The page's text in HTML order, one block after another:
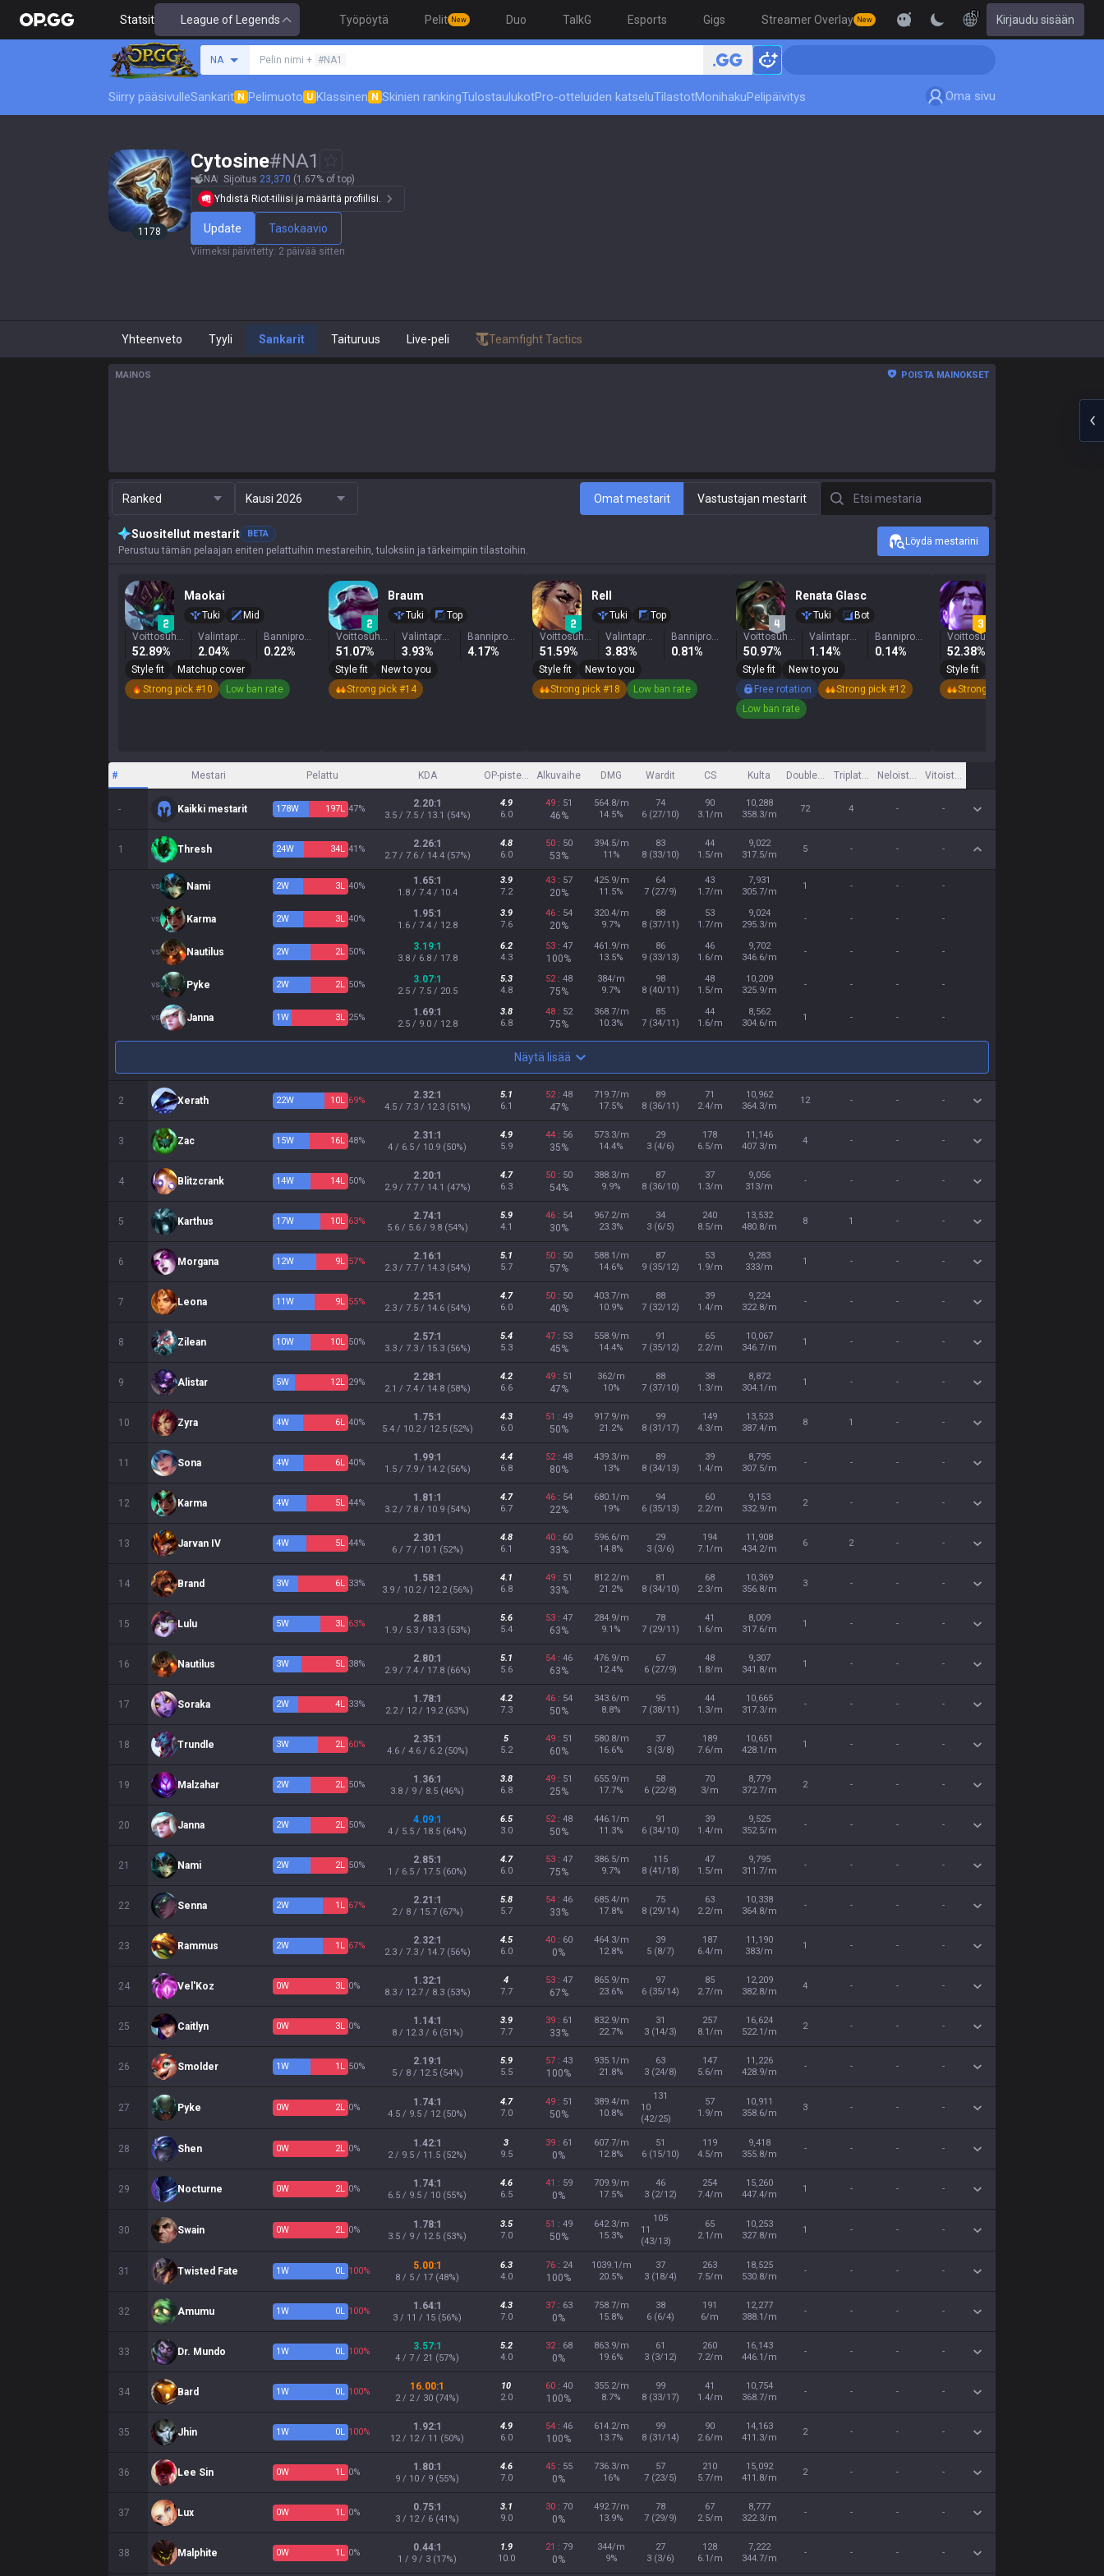
Statsit League of Legends Työpöytä Pelit New Duo TalkG Esports Gigs Streamer Overlay New
FI Kirjaudu sisään
NA
Hae summoneria
Pelin nimi + #NA1
Siirry pääsivulleSankarit N Pelimuoto U Klassinen N Skinien rankingTulostaulukotPro-otteluiden katseluTilastotMonihakuPelipäivitys Oma sivu
1178
Cytosine#NA1
NA Sijoitus 23,370 (1.67% of top)
Yhdistä Riot-tiliisi ja määritä profiilisi.
Update Tasokaavio
Viimeksi päivitetty: 2 päivää sitten
Yhteenveto Tyyli Sankarit Taituruus Live-peli Teamfight Tactics
MAINOS POISTA MAINOKSET
Ranked Kausi 2026 Omat mestarit Vastustajan mestarit
Etsi mestaria
Suositellut mestarit BETA
Perustuu tämän pelaajan eniten pelattuihin mestareihin, tuloksiin ja tärkeimpiin tilastoihin.
Löydä mestarini
Maokai
Tuki
Mid
Voittosuhde
52.89%
Valintaprosentti
2.04%
Banniprosentti
0.22%
Style fit
Matchup cover
Strong pick #10
Low ban rate
Braum
Tuki
Top
Voittosuhde
51.07%
Valintaprosentti
3.93%
Banniprosentti
4.17%
Style fit
New to you
Strong pick #14
Rell
Tuki
Top
Voittosuhde
51.59%
Valintaprosentti
3.83%
Banniprosentti
0.81%
Style fit
New to you
Strong pick #18
Low ban rate
Renata Glasc
Tuki
Bot
Voittosuhde
50.97%
Valintaprosentti
1.14%
Banniprosentti
0.14%
Style fit
New to you
Free rotation
Strong pick #12
Low ban rate
52.38%
Style fit
Strong pick #19
# Mestari Pelattu KDA OP-pisteet Alkuvaihe DMG Wardit CS Kulta Double Kill TriplatappoNeloistappoVitoistappo
- Kaikki mestarit 178W 197L 47% 2.20:1
3.5 / 7.5 / 13.1 (54%)
4.9
6.0
49: 51
46%
564.8/m
14.5%
74
6 (27/10)
90
3.1/m
10,288
358.3/m
72 4 - -
1 Thresh 24W 34L 41% 2.26:1
2.7 / 7.6 / 14.4 (57%)
4.8
6.0
50: 50
53%
394.5/m
11%
83
8 (33/10)
44
1.5/m
9,022
317.5/m
5 - - -
vs Nami 2W 3L 40% 1.65:1
1.8 / 7.4 / 10.4
3.9
7.2
43: 57
20%
425.9/m
11.5%
64
7 (27/9)
43
1.7/m
7,931
305.7/m
1 - - -
vs Karma 2W 3L 40% 1.95:1
1.6 / 7.4 / 12.8
3.9
7.6
46: 54
20%
320.4/m
9.7%
88
8 (37/11)
53
1.7/m
9,024
295.3/m
- - - -
vs Nautilus 2W 2L 50% 3.19:1
3.8 / 6.8 / 17.8
6.2
4.3
53: 47
100%
461.9/m
13.5%
86
9 (33/13)
46
1.6/m
9,702
346.6/m
- - - -
vs Pyke 2W 2L 50% 3.07:1
2.5 / 7.5 / 20.5
5.3
4.8
52: 48
75%
384/m
9.7%
98
8 (40/11)
48
1.5/m
10,209
325.9/m
- - - -
vs Janna 1W 3L 25% 1.69:1
2.5 / 9.0 / 12.8
3.8
6.8
48: 52
75%
368.7/m
10.3%
85
7 (34/11)
44
1.6/m
8,562
304.6/m
1 - - -
Näytä lisää
2 Xerath 22W 10L 69% 2.32:1
4.5 / 7.3 / 12.3 (51%)
5.1
6.1
52: 48
47%
719.7/m
17.5%
89
8 (36/11)
71
2.4/m
10,962
364.3/m
12 - - -
3 Zac 15W 16L 48% 2.31:1
4 / 6.5 / 10.9 (50%)
4.9
5.9
44: 56
35%
573.3/m
14.4%
29
3 (4/6)
178
6.5/m
11,146
407.3/m
4 - - -
4 Blitzcrank 14W 14L 50% 2.20:1
2.9 / 7.7 / 14.1 (47%)
4.7
6.3
50: 50
54%
388.3/m
9.9%
87
8 (36/10)
37
1.3/m
9,056
313/m
- - - -
5 Karthus 17W 10L 63% 2.74:1
5.6 / 5.6 / 9.8 (54%)
5.9
4.1
46: 54
30%
967.2/m
23.3%
34
3 (6/5)
240
8.5/m
13,532
480.8/m
8 1 - -
6 Morgana 12W 9L 57% 2.16:1
2.3 / 7.7 / 14.3 (54%)
5.1
5.7
50: 50
57%
588.1/m
14.6%
87
9 (35/12)
53
1.9/m
9,283
333/m
1 - - -
7 Leona 11W 9L 55% 2.25:1
2.3 / 7.5 / 14.6 (54%)
4.7
6.0
50: 50
40%
403.7/m
10.9%
88
7 (32/12)
39
1.4/m
9,224
322.8/m
- - - -
8 Zilean 10W 10L 50% 2.57:1
3.3 / 7.3 / 15.3 (56%)
5.4
5.3
47: 53
45%
558.9/m
14.4%
91
7 (35/12)
65
2.2/m
10,067
346.7/m
1 - - -
9 Alistar 5W 12L 29% 2.28:1
2.1 / 7.4 / 14.8 (58%)
4.2
6.6
49: 51
47%
362/m
10%
88
7 (37/10)
38
1.3/m
8,872
304.1/m
1 - - -
10 Zyra 4W 6L 40% 1.75:1
5.4 / 10.2 / 12.5 (52%)
4.3
6.0
51 : 49
50%
917.9/m
21.2%
99
8 (31/17)
149
4.3/m
13,523
387.4/m
8 1 - -
11 Sona 4W 6L 40% 1.99:1
1.5 / 7.9 / 14.2 (56%)
4.4
6.8
52: 48
80%
439.3/m
13%
89
8 (34/13)
39
1.4/m
8,795
307.5/m
- - - -
12 Karma 4W 5L 44% 1.81:1
3.2 / 7.8 / 10.9 (54%)
4.7
6.7
46: 54
22%
680.1/m
19%
94
6 (35/13)
60
2.2/m
9,153
332.9/m
2 - - -
13 Jarvan IV 4W 5L 44% 2.30:1
6 / 7 / 10.1 (52%)
4.8
6.1
40: 60
33%
596.6/m
14.8%
29
3 (3/6)
194
7.1/m
11,908
434.2/m
6 2 - -
14 Brand 3W 6L 33% 1.58:1
3.9 / 10.2 / 12.2 (56%)
4.1
6.8
49: 51
33%
812.2/m
21.2%
81
8 (34/10)
68
2.3/m
10,369
356.8/m
3 - - -
15 Lulu 5W 3L 63% 2.88:1
1.9 / 5.3 / 13.3 (53%)
5.6
5.4
53: 47
63%
284.9/m
9.1%
78
7 (29/11)
41
1.6/m
8,009
317.6/m
1 - - -
16 Nautilus 3W 5L 38% 2.80:1
2.9 / 7.4 / 17.8 (66%)
5.1
5.6
54: 46
63%
476.9/m
12.4%
67
6 (27/9)
48
1.8/m
9,307
341.8/m
1 - - -
17 Soraka 2W 4L 33% 1.78:1
2.2 / 12 / 19.2 (63%)
4.2
7.3
46: 54
50%
343.6/m
8.8%
95
7 (38/11)
44
1.3/m
10,665
317.3/m
- - - -
18 Trundle 3W 2L 60% 2.35:1
4.6 / 4.6 / 6.2 (50%)
5
5.2
49: 51
60%
580.8/m
16.6%
37
3 (3/8)
189
7.6/m
10,651
428.1/m
1 - - -
19 Malzahar 2W 2L 50% 1.36:1
3.8 / 9 / 8.5 (46%)
3.8
6.8
49: 51
25%
655.9/m
17.7%
58
6 (22/8)
70
3/m
8,779
372.7/m
2 - - -
20 Janna 2W 2L 50% 4.09:1
4 / 5.5 / 18.5 (64%)
6.5
3.0
52: 48
50%
446.1/m
11.3%
91
6 (34/10)
39
1.4/m
9,525
352.5/m
- - - -
21 Nami 2W 2L 50% 2.85:1
1 / 6.5 / 17.5 (60%)
4.7
6.0
53: 47
75%
386.5/m
9.7%
115
8 (41/18)
47
1.5/m
9,795
311.7/m
- - - -
22 Senna 2W 1 L 67% 2.21:1
2 / 8 / 15.7 (67%)
5.8
5.7
54: 46
33%
685.4/m
17.8%
75
8 (29/14)
63
2.2/m
10,338
364.8/m
- - - -
23 Rammus 2W 1 L 67% 2.32:1
2.3 / 7.3 / 14.7 (56%)
4.5
6.0
40: 60
0%
464.3/m
12.8%
39
5 (8/7)
187
6.4/m
11,190
383/m
1 - - -
24 Vel'Koz 0W 3L 0% 1.32:1
8.3 / 12.7 / 8.3 (53%)
4
7.7
53: 47
67%
865.9/m
23.6%
97
6 (35/14)
85
2.7/m
12,209
382.8/m
4 - - -
25 Caitlyn 0W 3L 0% 1.14:1
8 / 12.3 / 6 (51%)
3.9
7.7
39: 61
33%
832.9/m
22.7%
31
3 (14/3)
257
8.1/m
16,624
522.1/m
2 - - -
26 Smolder 1W 1 L 50% 2.19:1
5 / 8 / 12.5 (54%)
5.9
5.5
57: 43
100%
935.1/m
21.8%
63
3 (24/8)
147
5.6/m
11,226
428.9/m
- - - -
27 Pyke 0W 2L 0% 1.74:1
4.5 / 9.5 / 12 (50%)
4.7
7.0
49: 51
50%
389.4/m
10.8%
131
10
(42/25)
57
1.9/m
10,911
358.6/m
3 - - -
28 Shen 0W 2L 0% 1.42:1
2 / 9.5 / 11.5 (52%)
3
9.5
39: 61
0%
607.7/m
12.8%
51
6 (15/10)
119
4.5/m
9,418
355.8/m
- - - -
29 Nocturne 0W 2L 0% 1.74:1
6.5 / 9.5 / 10 (55%)
4.6
6.5
41 : 59
0%
709.9/m
17.5%
46
3 (2/12)
254
7.4/m
15,260
447.4/m
1 - - -
30 Swain 0W 2L 0% 1.78:1
3.5 / 9 / 12.5 (53%)
3.5
7.0
51 : 49
50%
642.3/m
15.3%
105
11
(43/13)
65
2.1/m
10,253
327.8/m
1 - - -
31 Twisted Fate 1W 0L 100% 5.00:1
8 / 5 / 17 (48%)
6.3
4.0
76: 24
100%
1039.1/m
20.5%
37
3 (18/4)
263
7.5/m
18,525
530.8/m
- - - -
32 Amumu 1W 0L 100% 1.64:1
3 / 11 / 15 (56%)
4.3
7.0
37: 63
0%
758.7/m
15.8%
38
6 (6/4)
191
6/m
12,277
388.1/m
- - - -
33 Dr. Mundo 1W 0L 100% 3.57:1
4 / 7 / 21 (57%)
5.2
4.0
32: 68
0%
863.9/m
19.6%
61
3 (3/12)
260
7.2/m
16,143
446.1/m
- - - -
34 Bard 1W 0L 100% 16.00:1
2 / 2 / 30 (74%)
10
2.0
60: 40
100%
355.2/m
8.7%
99
8 (33/17)
41
1.4/m
10,754
368.7/m
- - - -
35 Jhin 1W 0L 100% 1.92:1
12 / 12 / 11 (50%)
4.9
6.0
54: 46
100%
614.2/m
13.7%
99
8 (31/14)
90
2.6/m
14,163
411.3/m
2 - - -
36 Lee Sin 0W 1 L 0% 1.80:1
9 / 10 / 9 (55%)
4.6
7.0
45: 55
0%
736.3/m
16%
57
7 (23/5)
210
5.7/m
15,092
411.8/m
2 - - -
37 Lux 0W 1 L 0% 0.75:1
3 / 12 / 6 (41%)
3.1
9.0
30: 70
0%
492.7/m
13.9%
78
7 (29/9)
67
2.5/m
8,777
322.3/m
- - - -
38 Malphite 0W 1 L 0% 0.44:1
1 / 9 / 3 (17%)
1.9
10.0
21 : 79
0%
344/m
9%
27
3 (3/6)
128
6.1/m
7,222
344.7/m
- - - -